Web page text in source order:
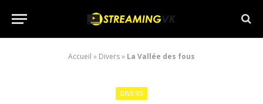
Accueil » Divers» La Vallée des fous
DIVERS